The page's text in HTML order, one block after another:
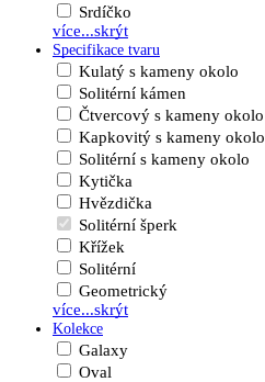
Srdíčko
více...skrýt
Specifikace tvaru
Kulatý s kameny okolo
Solitérní kámen
Čtvercový s kameny okolo
Kapkovitý s kameny okolo
Solitérní s kameny okolo
Kytička
Hvězdička
Solitérní šperk
Křížek
Solitérní
Geometrický
více...skrýt
Kolekce
Galaxy
Oval